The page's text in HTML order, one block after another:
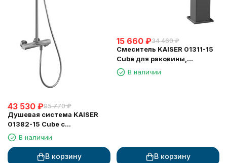
43 530 ₽95 770 ₽
Душевая система KAISER
01382-15 Cube с
термостатом 6282
В наличии
В корзину
15 660 ₽34 460 ₽
Смеситель KAISER 01311-15
Cube для раковины,
неповоротный, воронёная
сталь
В наличии
В корзину